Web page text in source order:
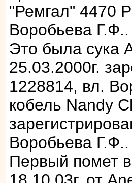
"Ремгал" 4470
Воробьева Г.Ф..
Это была сука
25.03.2000г.
1228814, вл.
кобель Nandy
Воробьева Г.Ф..
Первый помет